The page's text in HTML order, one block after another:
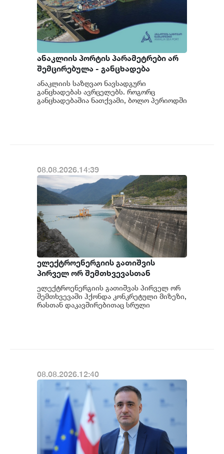
ანაკლიის პორტის პარამეტრები არ
შემცირებულა - განცხადება
ანაკლიის საზღვაო ნავსადგური
განცხადებას ავრცელებს. როგორც
განცხადებაშია ნათქვამი, ბოლო პერიოდში
08.08.2026.14:39
ელექტროენერგიის გათიშვის
პირველ ორ შემთხვევასთან
დაკავშირებით სუს-ში წარიმართება
გამოძიება და ინფორმაციას
მოგვიანებით დეტალურად
ელექტროენერგიის გათიშვას პირველ ორ
შემთხვევაში ჰქონდა კონკრეტული მიზეზი,
რასთან დაკავშირებითაც სრული
08.08.2026.12:40